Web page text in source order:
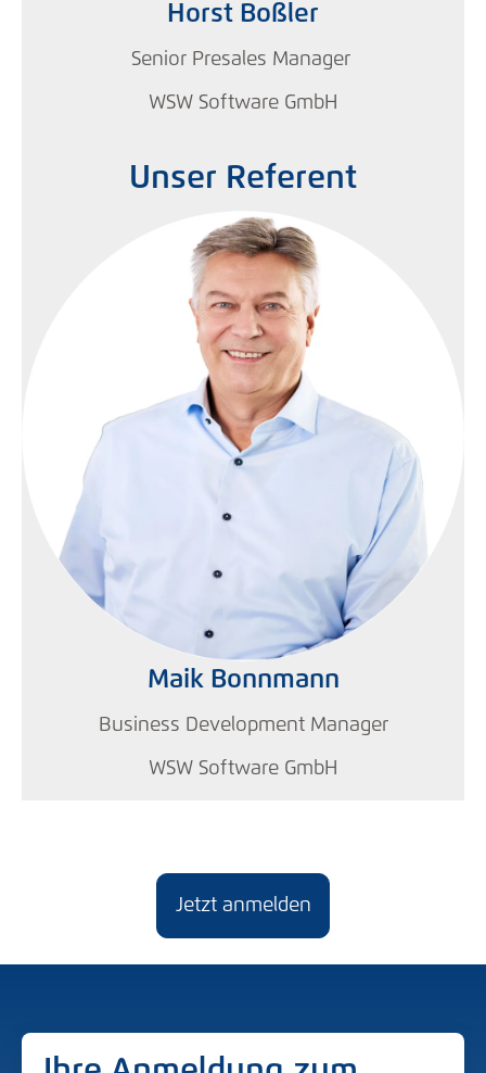
Horst Boßler
Senior Presales Manager
WSW Software GmbH
Unser Referent
Maik Bonnmann
Business Development Manager
WSW Software GmbH
Jetzt anmelden